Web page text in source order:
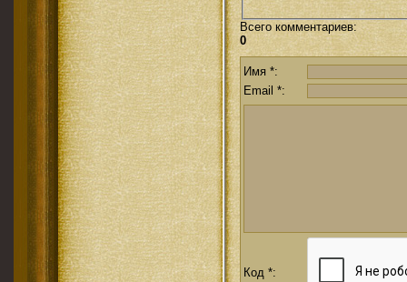
Всего комментариев:
0
Имя *:
Email *:
Код *: